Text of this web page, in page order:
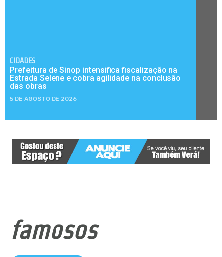
CIDADES
Prefeitura de Sinop intensifica fiscalização na
Estrada Selene e cobra agilidade na conclusão
das obras
5 DE AGOSTO DE 2026
famosos